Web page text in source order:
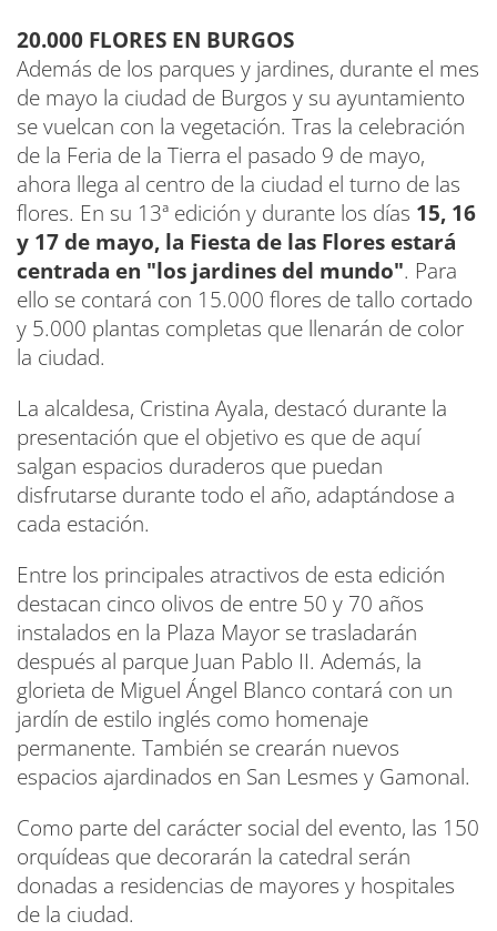
20.000 FLORES EN BURGOS
Además de los parques y jardines, durante el mes
de mayo la ciudad de Burgos y su ayuntamiento
se vuelcan con la vegetación. Tras la celebración
de la Feria de la Tierra el pasado 9 de mayo,
ahora llega al centro de la ciudad el turno de las
flores. En su 13ª edición y durante los días 15, 16
y 17 de mayo, la Fiesta de las Flores estará
centrada en "los jardines del mundo". Para
ello se contará con 15.000 flores de tallo cortado
y 5.000 plantas completas que llenarán de color
la ciudad.
La alcaldesa, Cristina Ayala, destacó durante la
presentación que el objetivo es que de aquí
salgan espacios duraderos que puedan
disfrutarse durante todo el año, adaptándose a
cada estación.
Entre los principales atractivos de esta edición
destacan cinco olivos de entre 50 y 70 años
instalados en la Plaza Mayor se trasladarán
después al parque Juan Pablo II. Además, la
glorieta de Miguel Ángel Blanco contará con un
jardín de estilo inglés como homenaje
permanente. También se crearán nuevos
espacios ajardinados en San Lesmes y Gamonal.
Como parte del carácter social del evento, las 150
orquídeas que decorarán la catedral serán
donadas a residencias de mayores y hospitales
de la ciudad.